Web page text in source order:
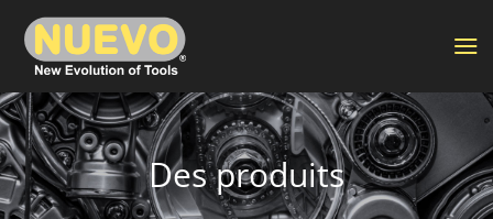
Des produits